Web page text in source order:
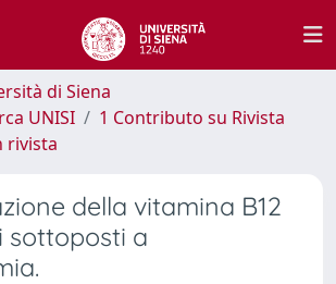
di Siena
UNISI
1 Contributo su Rivista
rivista
della vitamina B12
sottoposti a